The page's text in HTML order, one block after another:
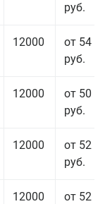
руб.
12000
от 54
руб.
12000
от 50
руб.
12000
от 52
руб.
12000
от 52